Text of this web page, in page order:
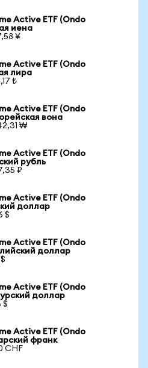
Active ETF (Ondo
иена
¥
Active ETF (Ondo
лира
₺
Active ETF (Ondo
вона
₩
Active ETF (Ondo
рубль
₽
Active ETF (Ondo
доллар
$
Active ETF (Ondo
доллар
Active ETF (Ondo
доллар
$
Active ETF (Ondo
франк
CHF